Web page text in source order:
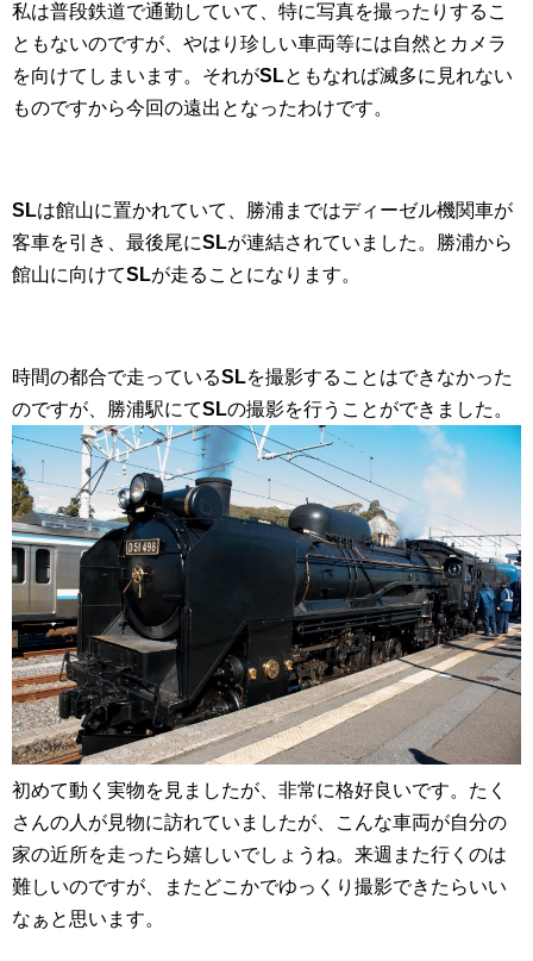
私は普段鉄道で通勤していて、特に写真を撮ったりするこ
ともないのですが、やはり珍しい車両等には自然とカメラ
を向けてしまいます。それがSLともなれば滅多に見れない
ものですから今回の遠出となったわけです。
SLは館山に置かれていて、勝浦まではディーゼル機関車が
客車を引き、最後尾にSLが連結されていました。勝浦から
館山に向けてSLが走ることになります。
時間の都合で走っているSLを撮影することはできなかった
のですが、勝浦駅にてSLの撮影を行うことができました。
初めて動く実物を見ましたが、非常に格好良いです。たく
さんの人が見物に訪れていましたが、こんな車両が自分の
家の近所を走ったら嬉しいでしょうね。来週また行くのは
難しいのですが、またどこかでゆっくり撮影できたらいい
なぁと思います。